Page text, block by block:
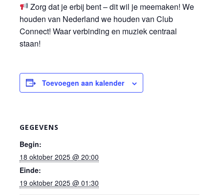
Zorg dat je erbij bent – dit wil je meemaken! We
houden van Nederland we houden van Club
Connect! Waar verbinding en muziek centraal
staan!
Toevoegen aan kalender
GEGEVENS
Begin:
18 oktober 2025 @ 20:00
Einde:
19 oktober 2025 @ 01:30